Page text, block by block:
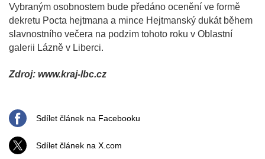
Vybraným osobnostem bude předáno ocenění ve formě
dekretu Pocta hejtmana a mince Hejtmanský dukát během
slavnostního večera na podzim tohoto roku v Oblastní
galerii Lázně v Liberci.
Zdroj: www.kraj-lbc.cz
Sdílet článek na Facebooku
Sdílet článek na X.com